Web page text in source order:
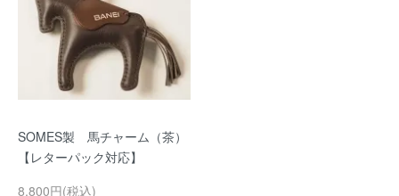
SOMES製 馬チャーム（茶）
【レターパック対応】
8,800円(税込)